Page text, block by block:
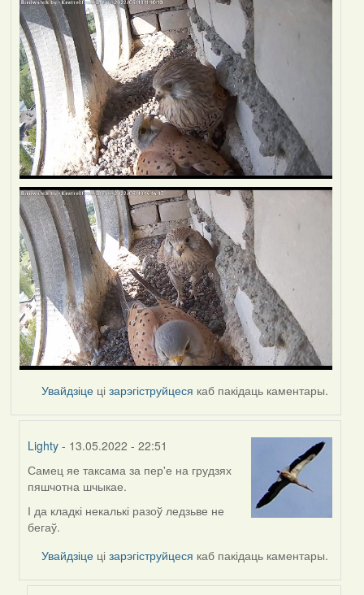
Увайдзіце цізарэгіструйцеся каб пакідаць каментары.
Lighty - 13.05.2022 - 22:51
In
reply
to
by
Самец яе таксама за пер'е на грудзях
пяшчотна шчыкае.
І да кладкі некалькі разоў ледзьве не
бегаў.
Увайдзіце цізарэгіструйцеся каб пакідаць каментары.